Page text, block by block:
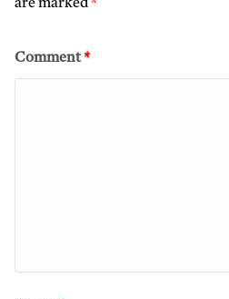
are marked *
Comment*